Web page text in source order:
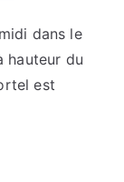
dans le
hauteur du
est